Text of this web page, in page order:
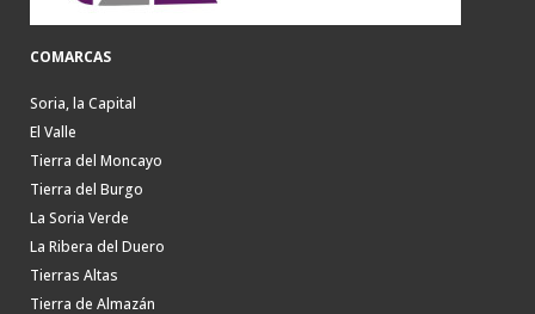
COMARCAS
Soria, la Capital
El Valle
Tierra del Moncayo
Tierra del Burgo
La Soria Verde
La Ribera del Duero
Tierras Altas
Tierra de Almazán